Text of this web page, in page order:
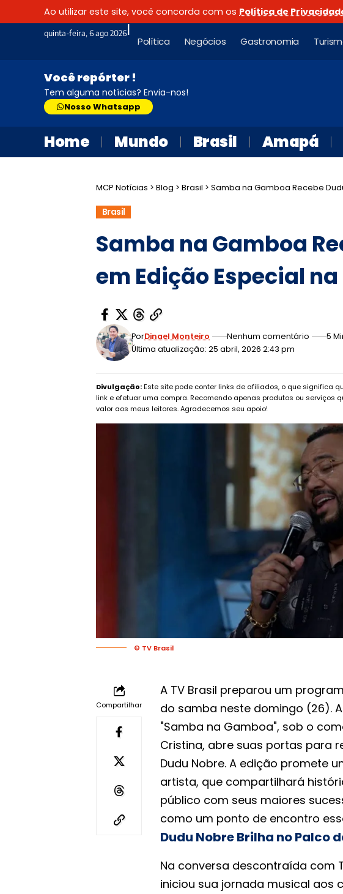
Ao utilizar este site, você concorda com os Política de
quinta-feira, 6 ago 2026|
Política Negócios Gastronomia
Você repórter !
Tem alguma notícias? Envia-nos!
Nosso Whatsapp
Home Mundo Brasil Amapá
MCP Notícias > Blog > Brasil > Samba na Gamboa Recebe
Brasil
Samba na Gamboa
em Edição Especial
Última atualização: 25 abril, 2026 2:43 pm
PorDinael Monteiro Nenhum comentário 5
Divulgação:Este site pode conter links de afiliados, o que significa
link e efetuar uma compra. Recomendo apenas produtos ou serviços
valor aos meus leitores. Agradecemos seu apoio!
© TV Brasil
Compartilhar
A TV Brasil preparou um
do samba neste domingo (26).
"Samba na Gamboa", sob o
Cristina, abre suas portas para
Dudu Nobre. A edição promete
artista, que compartilhará
público com seus maiores
como um ponto de encontro
Dudu Nobre Brilha no Palco
Na conversa descontraída com
iniciou sua jornada musical aos